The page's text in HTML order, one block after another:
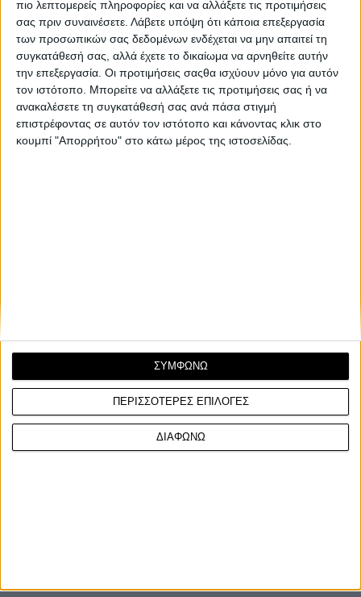
πιο λεπτομερείς πληροφορίες και να αλλάξετε τις προτιμήσεις
σας πριν συναινέσετε. Λάβετε υπόψη ότι κάποια επεξεργασία
των προσωπικών σας δεδομένων ενδέχεται να μην απαιτεί τη
συγκατάθεσή σας, αλλά έχετε το δικαίωμα να αρνηθείτε αυτήν
την επεξεργασία. Οι προτιμήσεις σαςθα ισχύουν μόνο για αυτόν
τον ιστότοπο. Μπορείτε να αλλάξετε τις προτιμήσεις σας ή να
ανακαλέσετε τη συγκατάθεσή σας ανά πάσα στιγμή
επιστρέφοντας σε αυτόν τον ιστότοπο και κάνοντας κλικ στο
κουμπί "Απορρήτου" στο κάτω μέρος της ιστοσελίδας.
ΠΕΡΙΣΣΟΤΕΡΕΣ ΕΠΙΛΟΓΕΣ
ΔΙΑΦΩΝΩ
ΣΥΜΦΩΝΩ
μη επιστρεπτέας επιχορήγησης. Το ιταλικό Υπουργείο
Επιχειρήσεων ενέκρινε την πρόταση ανάπτ...
Επικαιρότητα
CEO Dainese: “Η εξαγορά ήταν ό,τι καλύτερο
μπορούσε να μας συμβεί”
Ο Angel Sanchez, Διευθύνων Σύμβουλος της θρυλικής
ιταλικής εταιρείας εξοπλισμού αναβάτη σπάει τη σιω...